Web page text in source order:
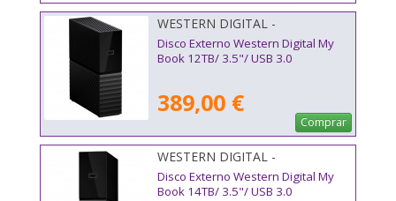
WESTERN DIGITAL -
WDBBGB0120HBK-EESN
Disco Externo Western Digital My
Book 12TB/ 3.5"/ USB 3.0
389,00 €
Comprar
WESTERN DIGITAL -
WDBBGB0140HBK-EESN
Disco Externo Western Digital My
Book 14TB/ 3.5"/ USB 3.0